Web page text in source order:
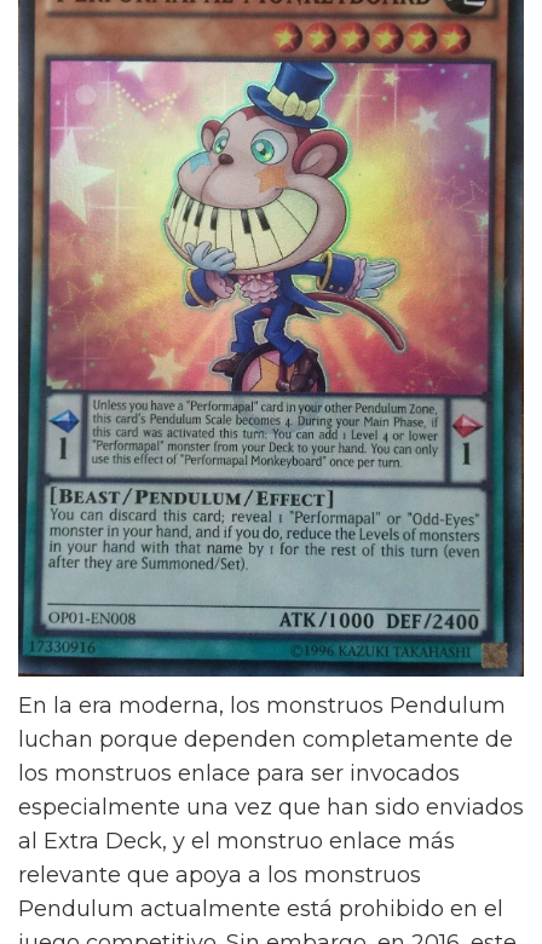
En la era moderna, los monstruos Pendulum
luchan porque dependen completamente de
los monstruos enlace para ser invocados
especialmente una vez que han sido enviados
al Extra Deck, y el monstruo enlace más
relevante que apoya a los monstruos
Pendulum actualmente está prohibido en el